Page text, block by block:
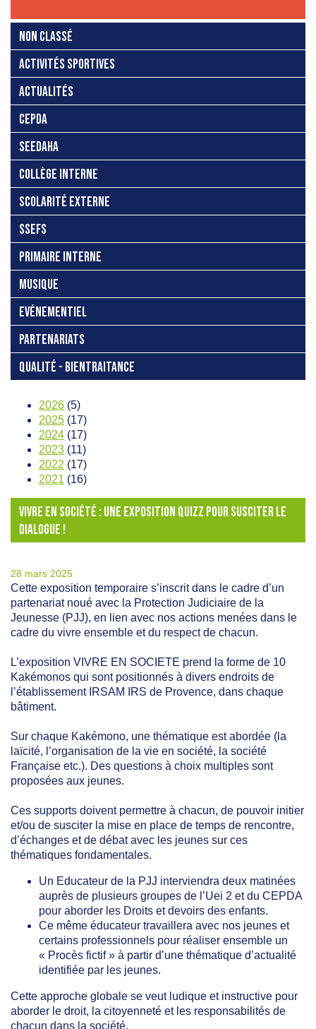
NON CLASSÉ
ACTIVITÉS SPORTIVES
ACTUALITÉS
CEPDA
SEEDAHA
COLLÈGE INTERNE
SCOLARITÉ EXTERNE
SSEFS
PRIMAIRE INTERNE
MUSIQUE
EVÉNEMENTIEL
PARTENARIATS
QUALITÉ - BIENTRAITANCE
2026 (5)
2025 (17)
2024 (17)
2023 (11)
2022 (17)
2021 (16)
VIVRE EN SOCIÉTÉ : UNE EXPOSITION QUIZZ POUR SUSCITER LE
DIALOGUE !
28 mars 2025
Cette exposition temporaire s’inscrit dans le cadre d’un
partenariat noué avec la Protection Judiciaire de la
Jeunesse (PJJ), en lien avec nos actions menées dans le
cadre du vivre ensemble et du respect de chacun.
L’exposition VIVRE EN SOCIETE prend la forme de 10
Kakémonos qui sont positionnés à divers endroits de
l’établissement IRSAM IRS de Provence, dans chaque
bâtiment.
Sur chaque Kakémono, une thématique est abordée (la
laïcité, l’organisation de la vie en société, la société
Française etc.). Des questions à choix multiples sont
proposées aux jeunes.
Ces supports doivent permettre à chacun, de pouvoir initier
et/ou de susciter la mise en place de temps de rencontre,
d’échanges et de débat avec les jeunes sur ces
thématiques fondamentales.
Un Educateur de la PJJ interviendra deux matinées
auprès de plusieurs groupes de l’Uei 2 et du CEPDA
pour aborder les Droits et devoirs des enfants.
Ce même éducateur travaillera avec nos jeunes et
certains professionnels pour réaliser ensemble un
« Procès fictif » à partir d’une thématique d’actualité
identifiée par les jeunes.
Cette approche globale se veut ludique et instructive pour
aborder le droit, la citoyenneté et les responsabilités de
chacun dans la société.